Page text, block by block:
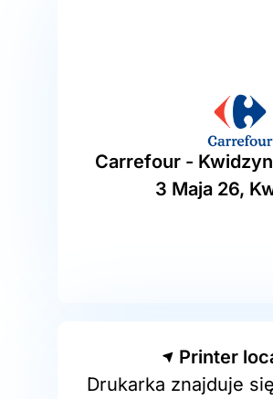
Carrefour -
3 Maja 26,
Printer
Drukarka znajduje